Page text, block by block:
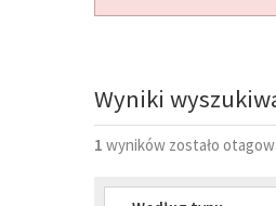
Wyniki
1 wyników zostało